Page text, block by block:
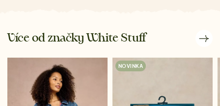
Více od značky White Stuff
NOVINKA